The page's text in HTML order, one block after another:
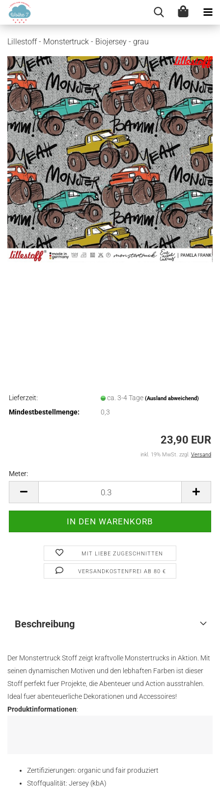
Lillestoff - Monstertruck - Biojersey - grau
Lieferzeit: ca. 3-4 Tage (Ausland abweichend)
Mindestbestellmenge: 0,3
23,90 EUR
inkl. 19% MwSt. zzgl. Versand
Meter:
MIT LIEBE ZUGESCHNITTEN
VERSANDKOSTENFREI AB 80 €
Beschreibung
Der Monstertruck Stoff zeigt kraftvolle Monstertrucks in Aktion. Mit
seinen dynamischen Motiven und den lebhaften Farben ist dieser
Stoff perfekt fuer Projekte, die Abenteuer und Action ausstrahlen.
Ideal fuer abenteuerliche Dekorationen und Accessoires!
Produktinformationen:
Zertifizierungen: organic und fair produziert
Stoffqualität: Jersey (kbA)